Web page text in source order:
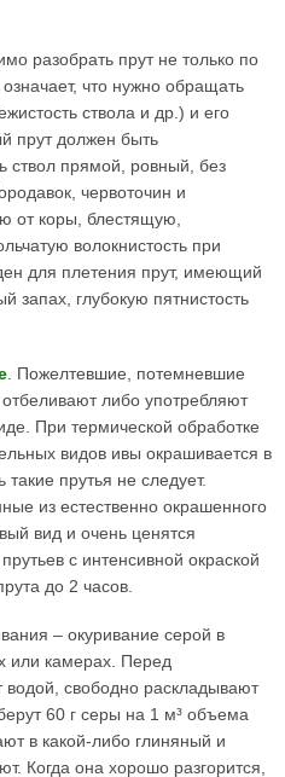
разобрать прут не только по
что нужно обращать
ствола и др.) и его
прут должен быть
ствол прямой, ровный, без
червоточин и
от коры, блестящую,
волокнистость при
для плетения прут, имеющий
запах, глубокую пятнистость
. Пожелтевшие, потемневшие
либо употребляют
При термической обработке
видов ивы окрашивается в
прутья не следует.
из естественно окрашенного
вид и очень ценятся
с интенсивной окраской
до 2 часов.
– окуривание серой в
или камерах. Перед
свободно раскладывают
60 г серы на 1 м³ объема
в какой-либо глиняный и
Когда она хорошо разгорится,